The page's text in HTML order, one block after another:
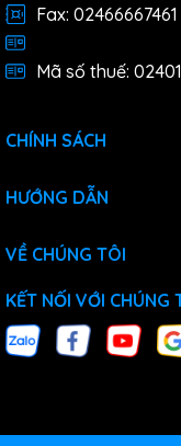
Fax: 02466667461
Mã số thuế:
CHÍNH SÁCH
HƯỚNG DẪN
VỀ CHÚNG TÔI
KẾT NỐI VỚI CHÚNG